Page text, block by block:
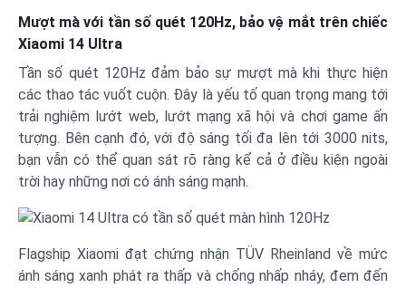
Mượt mà với tần số quét 120Hz, bảo vệ mắt trên chiếc
Xiaomi 14 Ultra
Tần số quét 120Hz đảm bảo sự mượt mà khi thực hiện
các thao tác vuốt cuộn. Đây là yếu tố quan trọng mang tới
trải nghiệm lướt web, lướt mạng xã hội và chơi game ấn
tượng. Bên cạnh đó, với độ sáng tối đa lên tới 3000 nits,
bạn vẫn có thể quan sát rõ ràng kể cả ở điều kiện ngoài
trời hay những nơi có ánh sáng mạnh.
Flagship Xiaomi đạt chứng nhận TÜV Rheinland về mức
ánh sáng xanh phát ra thấp và chống nhấp nháy, đem đến